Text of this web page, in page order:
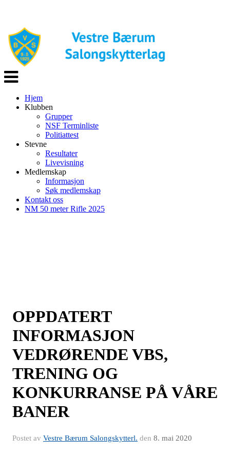
Veksle
navigasjon
Hjem
Klubben
Grupper
NSF Terminliste
Politiattest
Stevne
Resultater
Livevisning
Medlemskap
Informasjon
Søk medlemskap
Kontakt oss
NM 50 meter Rifle 2025
OPPDATERT
INFORMASJON
VEDRØRENDE VBS,
TRENING OG
KONKURRANSE PÅ VÅRE
BANER
Postet av Vestre Bærum Salongskytterl. den 8. mai 2020